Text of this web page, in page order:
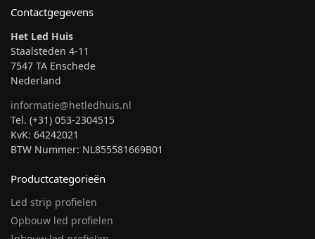
Contactgegevens
Het Led Huis
Staalsteden 4-11
7547 TA Enschede
Nederland
informatie@hetledhuis.nl
Tel. (+31) 053-2304515
KvK: 64242021
BTW Nummer: NL855581669B01
Productcategorieën
Led strip profielen
Opbouw led profielen